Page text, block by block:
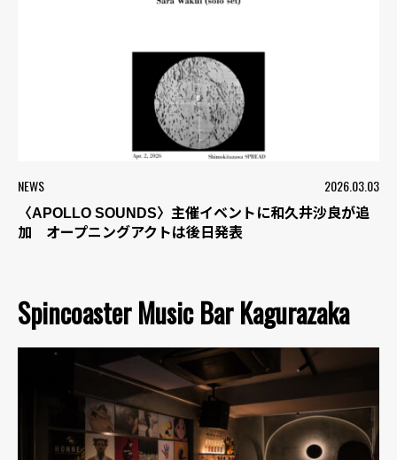
NEWS 2026.03.03
〈APOLLO SOUNDS〉主催イベントに和久井沙良が追
加 オープニングアクトは後日発表
Spincoaster Music Bar Kagurazaka